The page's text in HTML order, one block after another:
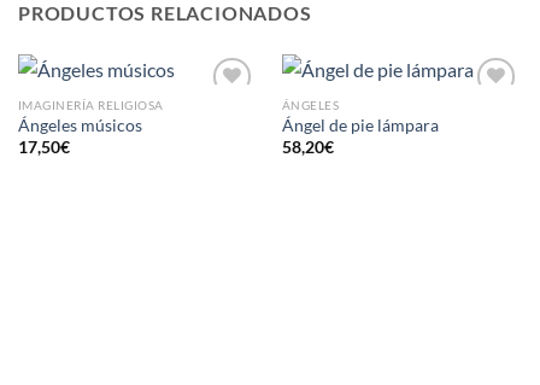
PRODUCTOS RELACIONADOS
IMAGINERÍA RELIGIOSA
Ángeles músicos
17,50€
ÁNGELES
Ángel de pie lámpara
58,20€